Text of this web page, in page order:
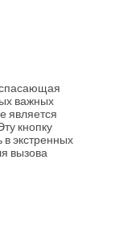
важных
является
кнопку
экстренных
вызова